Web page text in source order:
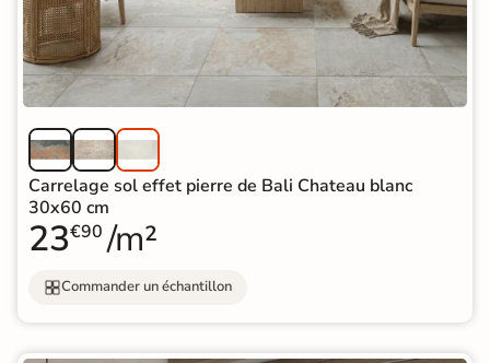
Carrelage sol effet pierre de Bali Chateau blanc
30x60 cm
23€90 /m²
Commander un échantillon